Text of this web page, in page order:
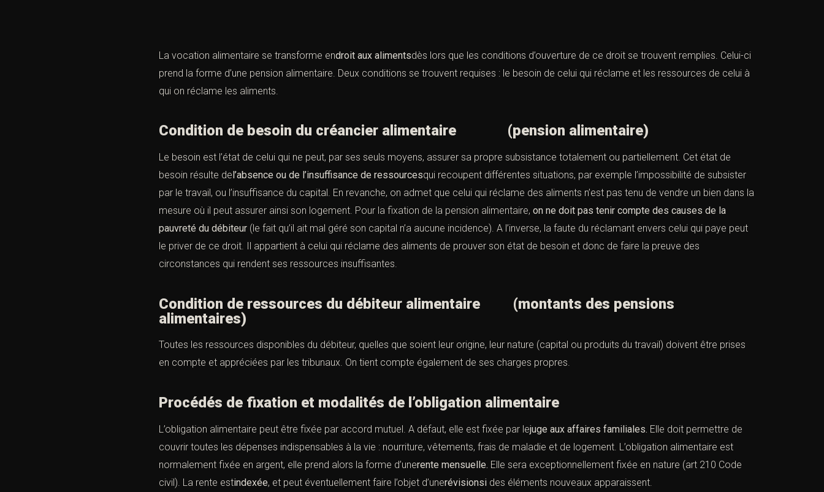
La vocation alimentaire se transforme endroit aux alimentsdès lors que les conditions d’ouverture de ce droit se trouvent remplies. Celui-ci
prend la forme d’une pension alimentaire. Deux conditions se trouvent requises : le besoin de celui qui réclame et les ressources de celui à
qui on réclame les aliments.
Condition de besoin du créancier alimentaire (pension alimentaire)
Le besoin est l’état de celui qui ne peut, par ses seuls moyens, assurer sa propre subsistance totalement ou partiellement. Cet état de
besoin résulte del’absence ou de l’insuffisance de ressourcesqui recoupent différentes situations, par exemple l’impossibilité de subsister
par le travail, ou l’insuffisance du capital. En revanche, on admet que celui qui réclame des aliments n’est pas tenu de vendre un bien dans la
mesure où il peut assurer ainsi son logement. Pour la fixation de la pension alimentaire, on ne doit pas tenir compte des causes de la
pauvreté du débiteur (le fait qu’il ait mal géré son capital n’a aucune incidence). A l’inverse, la faute du réclamant envers celui qui paye peut
le priver de ce droit. Il appartient à celui qui réclame des aliments de prouver son état de besoin et donc de faire la preuve des
circonstances qui rendent ses ressources insuffisantes.
Condition de ressources du débiteur alimentaire (montants des pensions
alimentaires)
Toutes les ressources disponibles du débiteur, quelles que soient leur origine, leur nature (capital ou produits du travail) doivent être prises
en compte et appréciées par les tribunaux. On tient compte également de ses charges propres.
Procédés de fixation et modalités de l’obligation alimentaire
L’obligation alimentaire peut être fixée par accord mutuel. A défaut, elle est fixée par lejuge aux affaires familiales. Elle doit permettre de
couvrir toutes les dépenses indispensables à la vie : nourriture, vêtements, frais de maladie et de logement. L’obligation alimentaire est
normalement fixée en argent, elle prend alors la forme d’unerente mensuelle. Elle sera exceptionnellement fixée en nature (art 210 Code
civil). La rente estindexée, et peut éventuellement faire l’objet d’unerévisionsi des éléments nouveaux apparaissent.